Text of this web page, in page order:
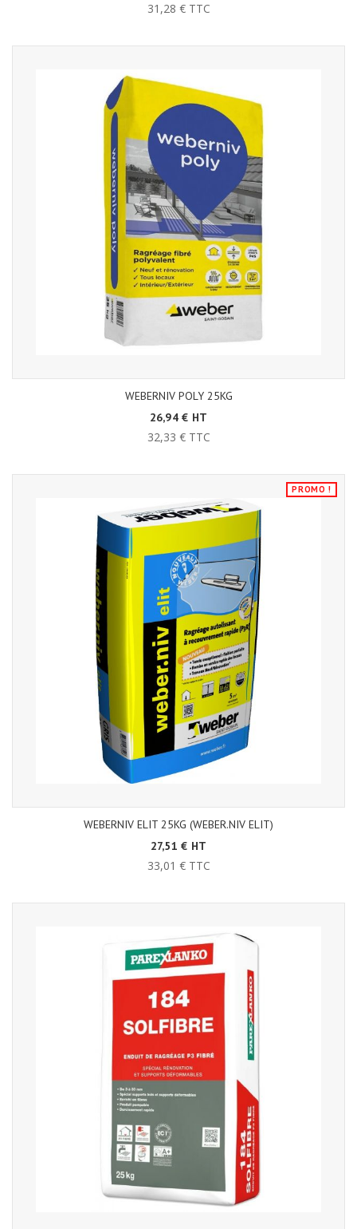
31,28 € TTC
WEBERNIV POLY 25KG
26,94 € HT
32,33 € TTC
PROMO !
WEBERNIV ELIT 25KG (WEBER.NIV ELIT)
27,51 € HT
33,01 € TTC